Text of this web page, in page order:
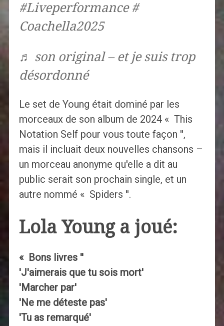
#Liveperformance #
Coachella2025
♬ son original – et je suis trop
désordonné
Le set de Young était dominé par les
morceaux de son album de 2024 « This
Notation Self pour vous toute façon '',
mais il incluait deux nouvelles chansons –
un morceau anonyme qu'elle a dit au
public serait son prochain single, et un
autre nommé « Spiders ''.
Lola Young a joué:
« Bons livres ''
'J'aimerais que tu sois mort'
'Marcher par'
'Ne me déteste pas'
'Tu as remarqué'